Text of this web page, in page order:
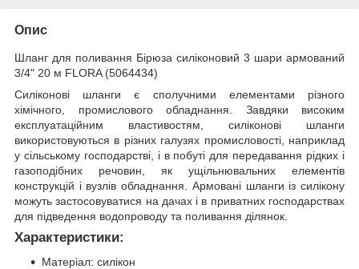
Опис
Шланг для поливання Бірюза силіконовий 3 шари армований
3/4" 20 м FLORA (5064434)
Силіконові шланги є сполучними елементами різного
хімічного, промислового обладнання. Завдяки високим
експлуатаційним властивостям, силіконові шланги
використовуються в різних галузях промисловості, наприклад
у сільському господарстві, і в побуті для передавання рідких і
газоподібних речовин, як ущільнювальних елементів
конструкцій і вузлів обладнання. Армовані шланги із силікону
можуть застосовуватися на дачах і в приватних господарствах
для підведення водопроводу та поливання ділянок.
Характеристики:
Матеріал: силікон